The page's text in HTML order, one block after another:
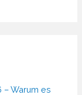
– Warum es